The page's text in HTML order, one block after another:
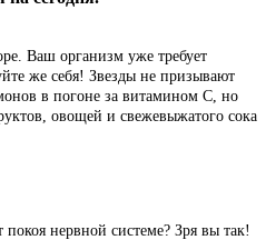
Ваш организм уже требует
же себя! Звезды не призывают
в погоне за витамином C, но
овощей и свежевыжатого сока
нервной системе? Зря вы так!